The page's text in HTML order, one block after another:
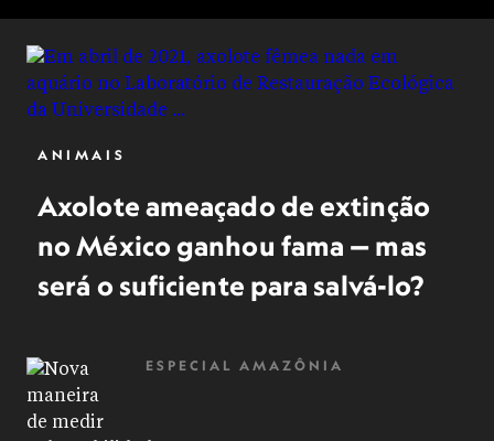
ANIMAIS
Axolote ameaçado de extinção
no México ganhou fama — mas
será o suficiente para salvá-lo?
ESPECIAL AMAZÔNIA